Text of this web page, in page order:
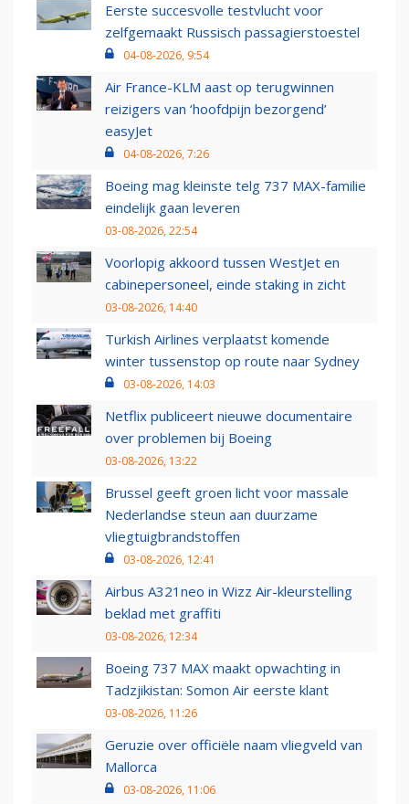
Eerste succesvolle testvlucht voor
zelfgemaakt Russisch passagierstoestel
04-08-2026, 9:54
Air France-KLM aast op terugwinnen
reizigers van ‘hoofdpijn bezorgend’
easyJet
04-08-2026, 7:26
Boeing mag kleinste telg 737 MAX-familie
eindelijk gaan leveren
03-08-2026, 22:54
Voorlopig akkoord tussen WestJet en
cabinepersoneel, einde staking in zicht
03-08-2026, 14:40
Turkish Airlines verplaatst komende
winter tussenstop op route naar Sydney
03-08-2026, 14:03
Netflix publiceert nieuwe documentaire
over problemen bij Boeing
03-08-2026, 13:22
Brussel geeft groen licht voor massale
Nederlandse steun aan duurzame
vliegtuigbrandstoffen
03-08-2026, 12:41
Airbus A321neo in Wizz Air-kleurstelling
beklad met graffiti
03-08-2026, 12:34
Boeing 737 MAX maakt opwachting in
Tadzjikistan: Somon Air eerste klant
03-08-2026, 11:26
Geruzie over officiële naam vliegveld van
Mallorca
03-08-2026, 11:06